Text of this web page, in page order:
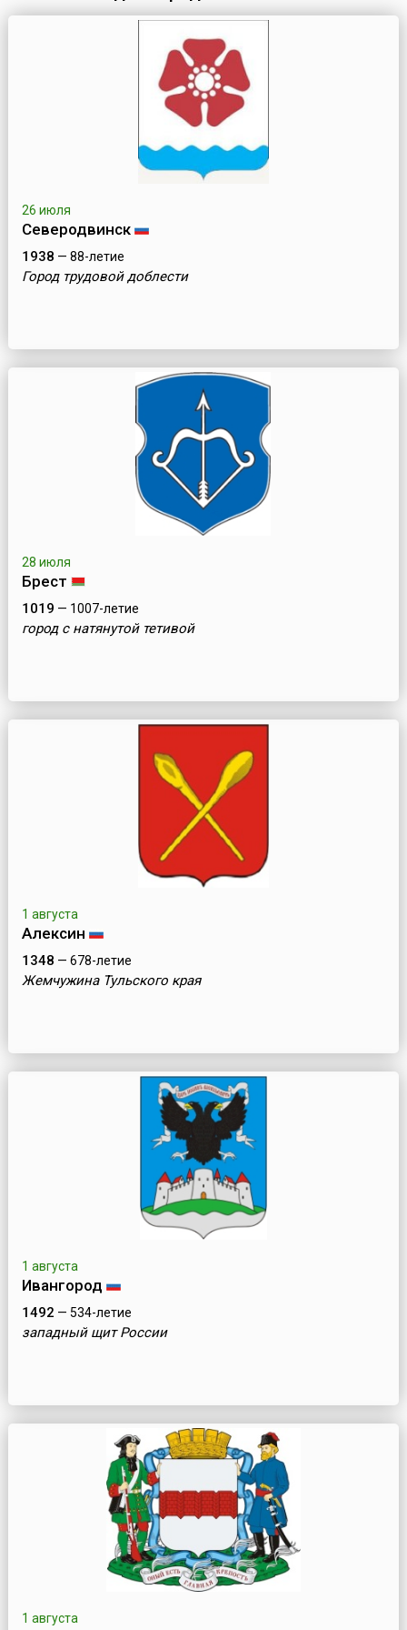
26 июля
Северодвинск
1938 — 88-летие
Город трудовой доблести
28 июля
Брест
1019 — 1007-летие
город с натянутой тетивой
1 августа
Алексин
1348 — 678-летие
Жемчужина Тульского края
1 августа
Ивангород
1492 — 534-летие
западный щит России
1 августа